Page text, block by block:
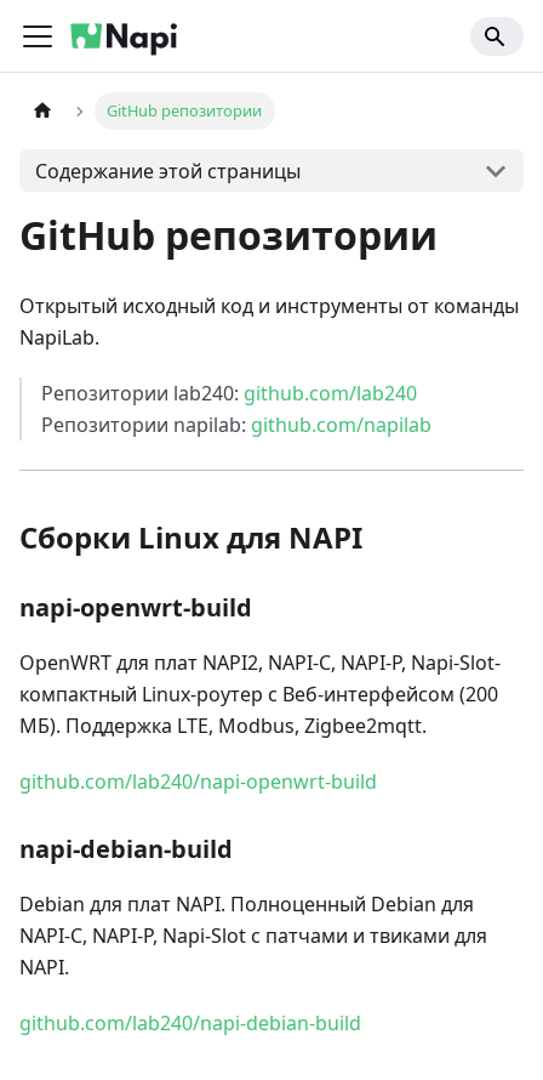
GitHub репозитории
Содержание этой страницы
GitHub репозитории
Открытый исходный код и инструменты от команды
NapiLab.
Репозитории lab240: github.com/lab240
Репозитории napilab: github.com/napilab
Сборки Linux для NAPI
napi-openwrt-build
OpenWRT для плат NAPI2, NAPI-C, NAPI-P, Napi-Slot-
компактный Linux-роутер с Веб-интерфейсом (200
МБ). Поддержка LTE, Modbus, Zigbee2mqtt.
github.com/lab240/napi-openwrt-build
napi-debian-build
Debian для плат NAPI. Полноценный Debian для
NAPI-C, NAPI-P, Napi-Slot с патчами и твиками для
NAPI.
github.com/lab240/napi-debian-build